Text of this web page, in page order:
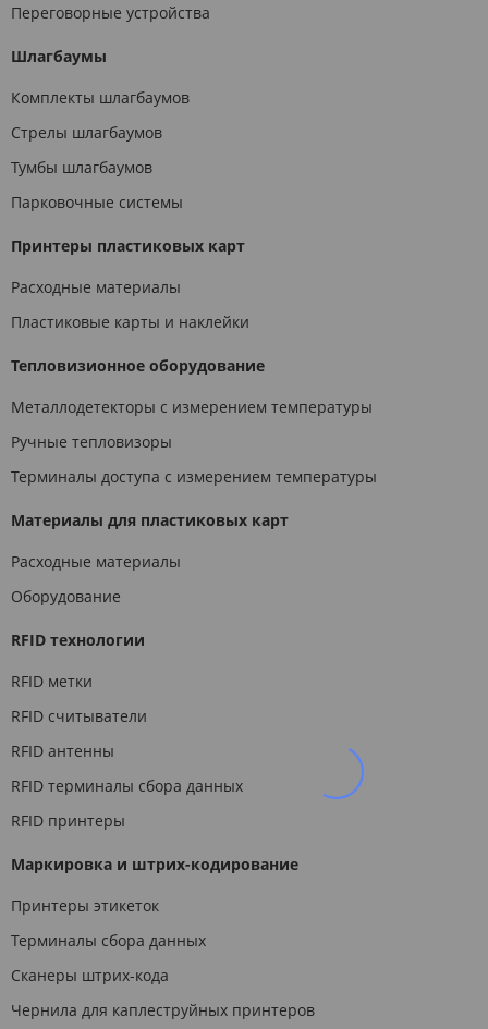
Переговорные устройства
Шлагбаумы
Комплекты шлагбаумов
Стрелы шлагбаумов
Тумбы шлагбаумов
Парковочные системы
Принтеры пластиковых карт
Расходные материалы
Пластиковые карты и наклейки
Тепловизионное оборудование
Металлодетекторы с измерением температуры
Ручные тепловизоры
Терминалы доступа с измерением температуры
Материалы для пластиковых карт
Расходные материалы
Оборудование
RFID технологии
RFID метки
RFID считыватели
RFID антенны
RFID терминалы сбора данных
RFID принтеры
Маркировка и штрих-кодирование
Принтеры этикеток
Терминалы сбора данных
Сканеры штрих-кода
Чернила для каплеструйных принтеров